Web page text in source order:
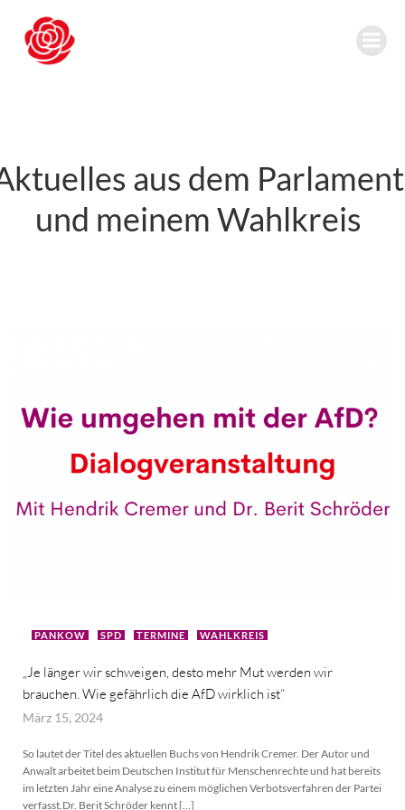
aus dem Parlament
und meinem Wahlkreis
PANKOW SPD TERMINE WAHLKREIS
„Je länger wir schweigen, desto mehr Mut werden wir
brauchen. Wie gefährlich die AfD wirklich ist“
März 15, 2024
So lautet der Titel des aktuellen Buchs von Hendrik Cremer. Der Autor und
Anwalt arbeitet beim Deutschen Institut für Menschenrechte und hat bereits
im letzten Jahr eine Analyse zu einem möglichen Verbotsverfahren der Partei
verfasst.Dr. Berit Schröder kennt […]